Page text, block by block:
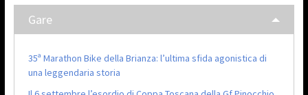
Gare
35ª Marathon Bike della Brianza: l’ultima sfida agonistica di
una leggendaria storia